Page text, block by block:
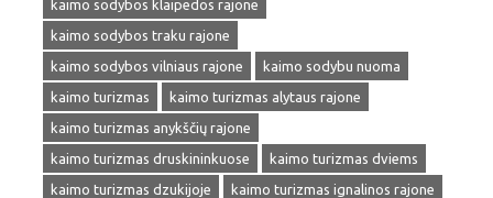
kaimo sodybos klaipedos rajone
kaimo sodybos traku rajone
kaimo sodybos vilniaus rajone
kaimo sodybu nuoma
kaimo turizmas
kaimo turizmas alytaus rajone
kaimo turizmas anykščių rajone
kaimo turizmas druskininkuose
kaimo turizmas dviems
kaimo turizmas dzukijoje
kaimo turizmas ignalinos rajone